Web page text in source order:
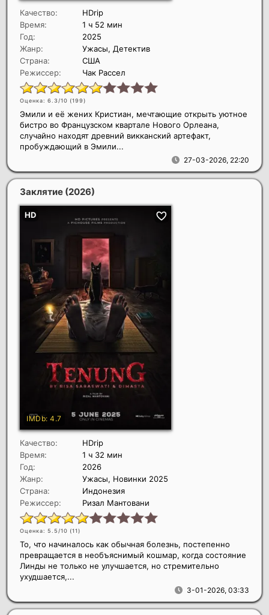
Качество:
HDrip
Время:
1 ч 52 мин
Год:
2025
Жанр:
Ужасы, Детектив
Страна:
США
Режиссер:
Чак Рассел
Оценка: 6.3/10 (199)
27-03-2026, 22:20
Эмили и её жених Кристиан, мечтающие открыть уютное
бистро во Французском квартале Нового Орлеана,
случайно находят древний викканский артефакт,
пробуждающий в Эмили...
Заклятие (2026)
Качество:
HDrip
Время:
1 ч 32 мин
Год:
2026
Жанр:
Ужасы, Новинки 2025
Страна:
Индонезия
Режиссер:
Ризал Мантовани
Оценка: 5.5/10 (11)
3-01-2026, 03:33
То, что начиналось как обычная болезнь, постепенно
превращается в необъяснимый кошмар, когда состояние
Линды не только не улучшается, но стремительно
ухудшается,...